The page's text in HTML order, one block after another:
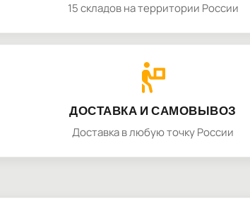
15 складов на территории России
ДОСТАВКА И САМОВЫВОЗ
Доставка в любую точку России